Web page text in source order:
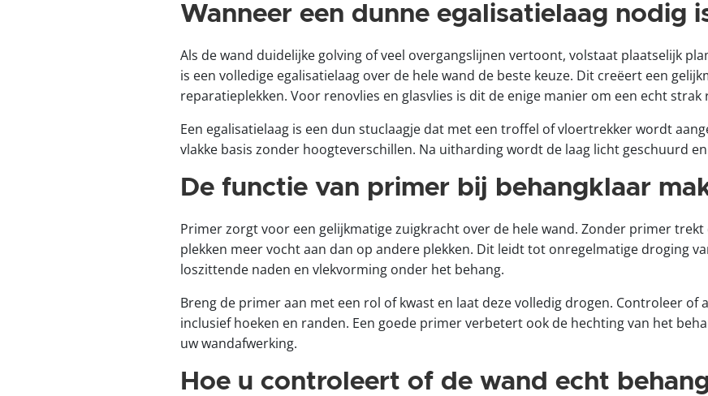
Wanneer een dunne egalisatielaag nodig
Als de wand duidelijke golving of veel overgangslijnen vertoont, volstaat plaatselijk
is een volledige egalisatielaag over de hele wand de beste keuze. Dit creëert een
reparatieplekken. Voor renovlies en glasvlies is dit de enige manier om een echt
Een egalisatielaag is een dun stuclaagje dat met een troffel of vloertrekker wordt
vlakke basis zonder hoogteverschillen. Na uitharding wordt de laag licht geschuurd
De functie van primer bij behangklaar
Primer zorgt voor een gelijkmatige zuigkracht over de hele wand. Zonder primer
plekken meer vocht aan dan op andere plekken. Dit leidt tot onregelmatige droging
loszittende naden en vlekvorming onder het behang.
Breng de primer aan met een rol of kwast en laat deze volledig drogen. Controleer of
inclusief hoeken en randen. Een goede primer verbetert ook de hechting van het
uw wandafwerking.
Hoe u controleert of de wand echt